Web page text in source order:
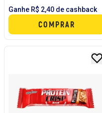
Ganhe R$ 2,40 de cashback
COMPRAR